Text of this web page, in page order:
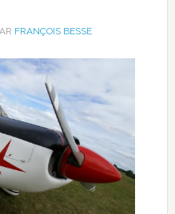
FRANÇOIS BESSE